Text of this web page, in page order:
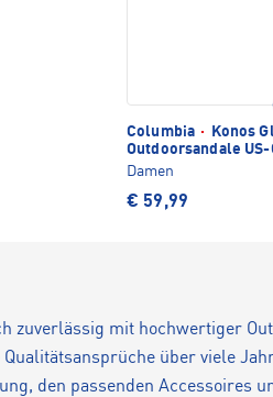
Columbia ·
Konos
Outdoorsandale US-
Damen
€ 59,99
zuverlässig mit hochwertiger
Qualitätsansprüche über viele
den passenden Accessoires